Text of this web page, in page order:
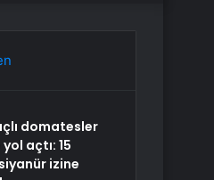
domatesler
açtı: 15
izine